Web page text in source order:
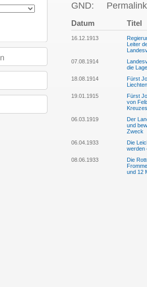
GND:
Datum Titel
16.12.1913
Leiter
07.08.1914
die
18.08.1914
Fürst
19.01.1915
Fürst
von
06.03.1919
Der
und
Zweck
06.04.1933
Die
werden
08.06.1933
Die
und 12